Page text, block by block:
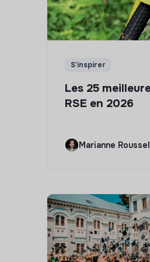
S'inspirer
Les 25
RSE en 2026
Marianne Roussel